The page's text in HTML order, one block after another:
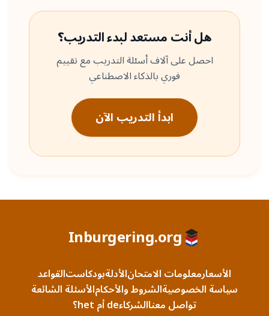
هل أنت مستعد لبدء التدريب؟
احصل على آلاف أسئلة التدريب مع تقييم
فوري بالذكاء الاصطناعي
ابدأ التدريب الآن
Inburgering.org
الأسعارمعلومات الامتحانالأدلةبودكاستالقواعد
سياسة الخصوصيةالشروط والأحكامالأسئلة الشائعة
تواصل معناالشركاءde أم het؟